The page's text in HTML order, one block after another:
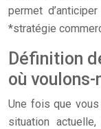
permet
*stratégie
Définition
où
Une fois que
situation